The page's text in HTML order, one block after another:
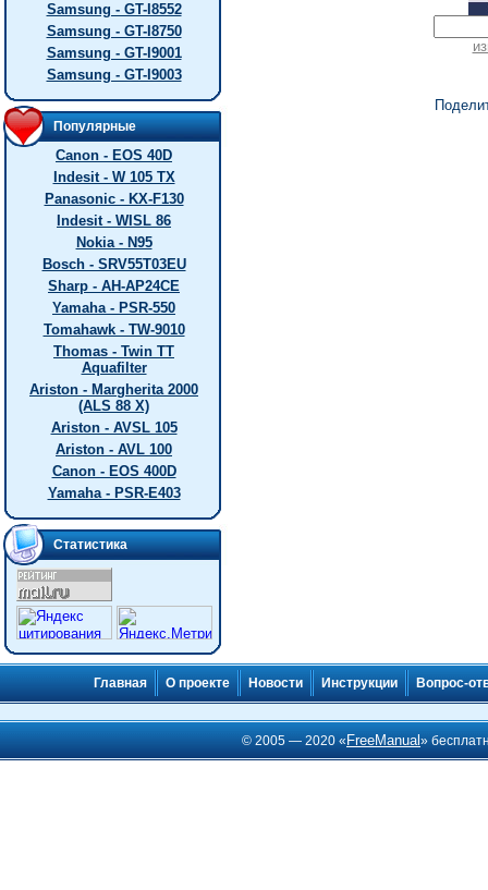
Samsung - GT-I8552
Samsung - GT-I8750
Samsung - GT-I9001
Samsung - GT-I9003
Популярные
Canon - EOS 40D
Indesit - W 105 TX
Panasonic - KX-F130
Indesit - WISL 86
Nokia - N95
Bosch - SRV55T03EU
Sharp - AH-AP24CE
Yamaha - PSR-550
Tomahawk - TW-9010
Thomas - Twin TT
Aquafilter
Ariston - Margherita 2000
(ALS 88 X)
Ariston - AVSL 105
Ariston - AVL 100
Canon - EOS 400D
Yamaha - PSR-E403
Статистика
Главная О проекте Новости Инструкции Вопрос-
© 2005 — 2020 « FreeManual»